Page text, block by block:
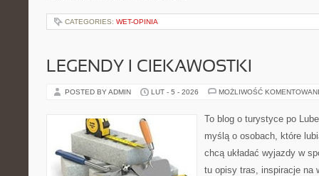
CATEGORIES: WET-OPINIA
LEGENDY I CIEKAWOSTKI
POSTED BY ADMIN LUT - 5 - 2026 MOŻLIWOŚĆ
To blog o turystyce po
myślą o osobach, które
chcą układać wyjazdy w
tu opisy tras, inspiracje na